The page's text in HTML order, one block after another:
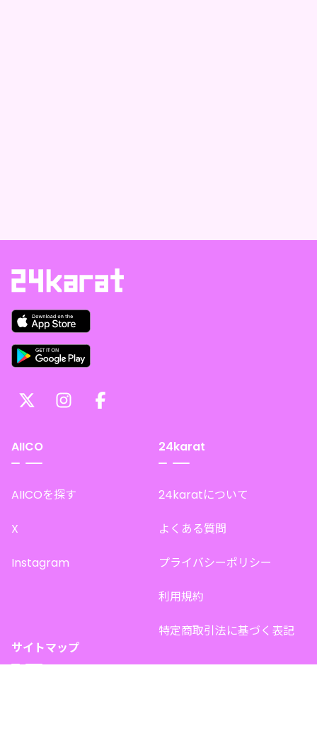
AIICO
AIICOを探す
X
Instagram
24karat
24karatについて
よくある質問
プライバシーポリシー
利用規約
特定商取引法に基づく表記
サイトマップ